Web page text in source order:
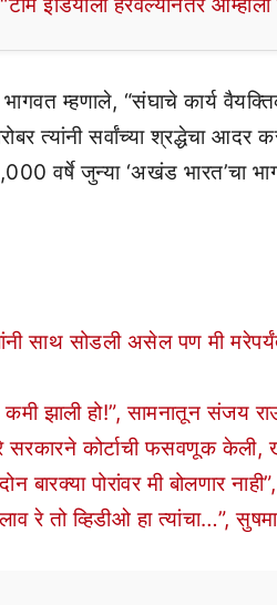
भागवत म्हणाले, “संघाचे कार्य
त्यांनी सर्वांच्या श्रद्धेचा आदर
वर्षे जुन्या ‘अखंड भारत’चा
साथ सोडली असेल पण मी मरेपर्यंत
झाली हो!”, सामनातून संजय
कोर्टाची फसवणूक केली,
पोरांवर मी बोलणार
तो व्हिडीओ हा त्यांचा…”,